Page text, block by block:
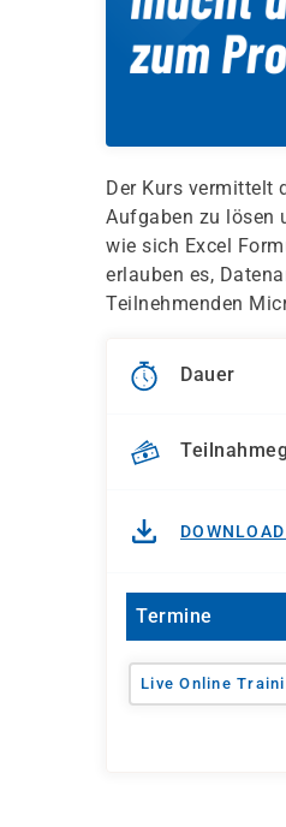
Der Kurs vermittelt
Aufgaben zu lösen
wie sich Excel
erlauben es,
Teilnehmenden
Dauer
Termine
Live Online